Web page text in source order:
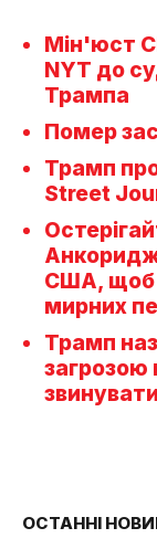
Мін'юст
NYT до
Трампа
Помер
Трамп
Street
США, щоб
мирних
Трамп
загрозою
ОСТАННІ